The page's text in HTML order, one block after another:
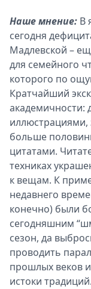
Наше мнение: В
сегодня
Мадлевской –
для семейного
которого по
Кратчайший
академичности:
больше
цитатами.
техниках
к вещам. К
недавнего
конечно) были
сегодняшним
сезон, да
проводить
прошлых веков
истоки традиций.